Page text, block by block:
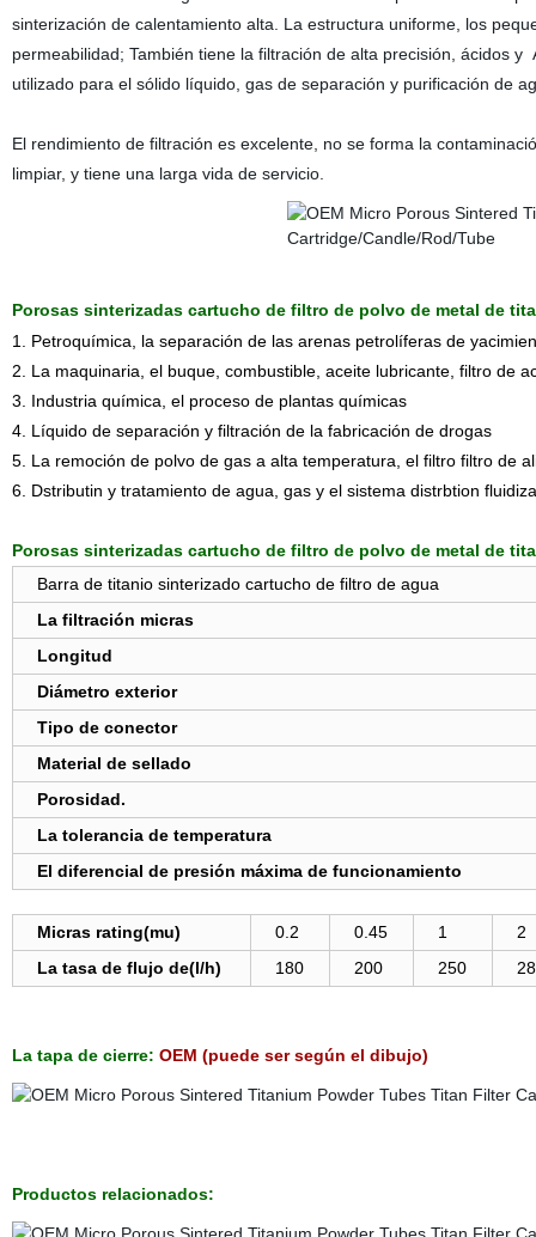
sinterización de calentamiento alta. La estructura uniforme, los
permeabilidad; También tiene la filtración de alta precisión, ácidos
utilizado para el sólido líquido, gas de separación y purificación de
El rendimiento de filtración es excelente, no se forma la
limpiar, y tiene una larga vida de servicio.
Porosas sinterizadas cartucho de filtro de polvo de metal de
1. Petroquímica, la separación de las arenas petrolíferas de
2. La maquinaria, el buque, combustible, aceite lubricante, filtro de
3. Industria química, el proceso de plantas químicas
4. Líquido de separación y filtración de la fabricación de drogas
5. La remoción de polvo de gas a alta temperatura, el filtro filtro de
6. Dstributin y tratamiento de agua, gas y el sistema distrbtion
Porosas sinterizadas cartucho de filtro de polvo de metal de
Barra de titanio sinterizado cartucho de filtro de agua
La filtración micras
Longitud
Diámetro exterior
Tipo de conector
Material de sellado
Porosidad.
La tolerancia de temperatura
El diferencial de presión máxima de funcionamiento
Micras rating(mu) 0.2 0.45 1
2
La tasa de flujo de(l/h)
180 200 250
La tapa de cierre: OEM (puede ser según el dibujo)
Productos relacionados: